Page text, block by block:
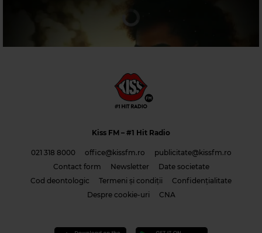
Magic Relax
Magic 80s Hits
Costi & Adrian Saguna & Benzol – Solo tu -1
Kiss FM – #1 Hit Radio
021 318 8000 office@kissfm.ro
publicitate@kissfm.ro
Contact form
Newsletter
Date societate
Cod deontologic
Termeni și condiții
Confidențialitate
Despre cookie-uri
CNA